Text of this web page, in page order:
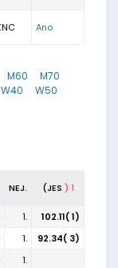
Ano
M60
M70
W40
W50
NEJ. (JES ) 1
1.
102.11( 1)
1.
92.34( 3)
1.